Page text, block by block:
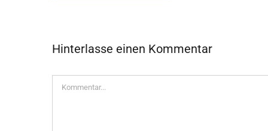
Hinterlasse einen Kommentar
Kommentar